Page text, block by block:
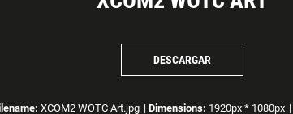
DESCARGAR
XCOM2 WOTC Art.jpg | Dimensions: 1920px * 1080px |